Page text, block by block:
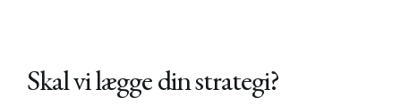
Skal vi lægge din strategi?